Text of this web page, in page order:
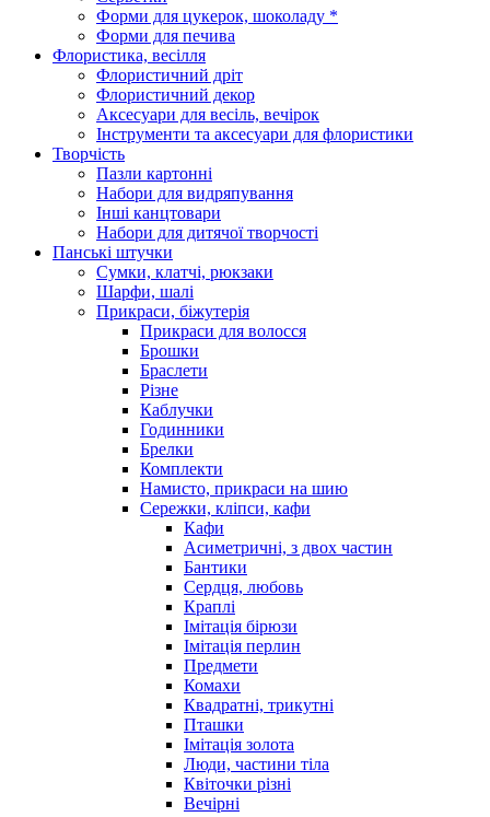
Форми для цукерок, шоколаду *
Форми для печива
Флористика, весілля
Флористичний дріт
Флористичний декор
Аксесуари для весіль, вечірок
Інструменти та аксесуари для флористики
Творчість
Пазли картонні
Набори для видряпування
Інші канцтовари
Набори для дитячої творчості
Панські штучки
Сумки, клатчі, рюкзаки
Шарфи, шалі
Прикраси, біжутерія
Прикраси для волосся
Брошки
Браслети
Різне
Каблучки
Годинники
Брелки
Комплекти
Намисто, прикраси на шию
Сережки, кліпси, кафи
Кафи
Асиметричні, з двох частин
Бантики
Сердця, любовь
Краплі
Імітація бірюзи
Імітація перлин
Предмети
Комахи
Квадратні, трикутні
Пташки
Імітація золота
Люди, частини тіла
Квіточки різні
Вечірні